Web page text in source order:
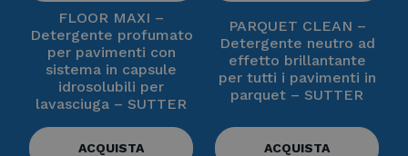
FLOOR MAXI –
Detergente profumato
per pavimenti con
sistema in capsule
idrosolubili per
lavasciuga – SUTTER
ACQUISTA
PARQUET CLEAN –
Detergente neutro ad
effetto brillantante
per tutti i pavimenti in
parquet – SUTTER
ACQUISTA